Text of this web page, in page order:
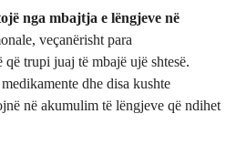
nga mbajtja e lëngjeve në
veçanërisht para
trupi juaj të mbajë ujë shtesë.
dhe disa kushte
në akumulim të lëngjeve që ndihet